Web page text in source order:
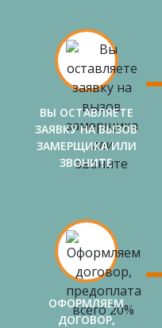
ВЫ ОСТАВЛЯЕТЕ
ЗАЯВКУ НА ВЫЗОВ
ЗАМЕРЩИКА ИЛИ
ЗВОНИТЕ
ОФОРМЛЯЕМ
ДОГОВОР,